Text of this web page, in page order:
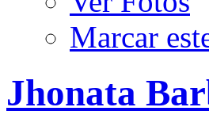
Marcar
Jhonata